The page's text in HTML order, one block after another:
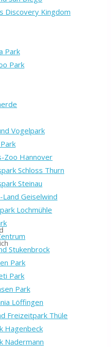
Discovery Kingdom
Park
Park
Vogelpark
Zoo Hannover
Schloss Thurn
Steinau
Geiselwind
Lochmühle
Stukenbrock
Park
Park
Park
Löffingen
Freizeitpark Thüle
Hagenbeck
Nadermann